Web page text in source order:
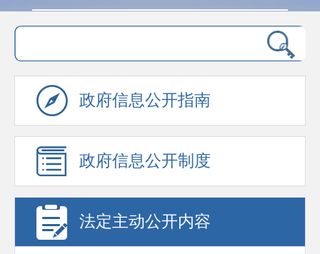
政府信息公开指南
政府信息公开制度
法定主动公开内容